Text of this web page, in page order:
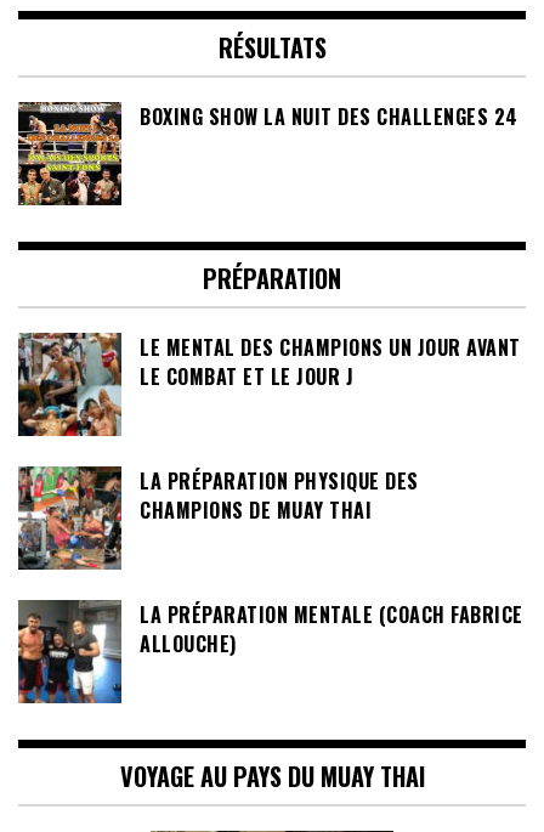
RÉSULTATS
BOXING SHOW LA NUIT DES CHALLENGES 24
PRÉPARATION
LE MENTAL DES CHAMPIONS UN JOUR AVANT
LE COMBAT ET LE JOUR J
LA PRÉPARATION PHYSIQUE DES
CHAMPIONS DE MUAY THAI
LA PRÉPARATION MENTALE (COACH FABRICE
ALLOUCHE)
VOYAGE AU PAYS DU MUAY THAI